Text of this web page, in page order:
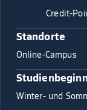
Credit-
Standorte
Online-Campus
Winter- und